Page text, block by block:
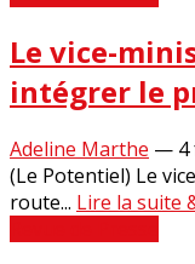
Le vice-
intégrer le
Adeline Marthe — 4
(Le Potentiel) Le
route... Lire la suite